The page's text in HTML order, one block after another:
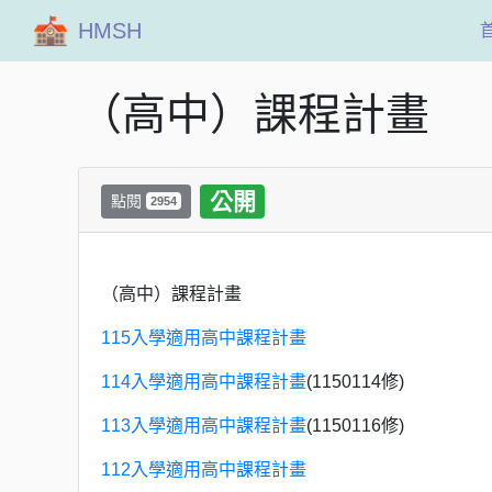
HMSH
（高中）課程計畫
點閱 2954 公開
（高中）課程計畫
115入學適用高中課程計畫
114入學適用高中課程計畫(1150114修)
113入學適用高中課程計畫(1150116修)
112入學適用高中課程計畫